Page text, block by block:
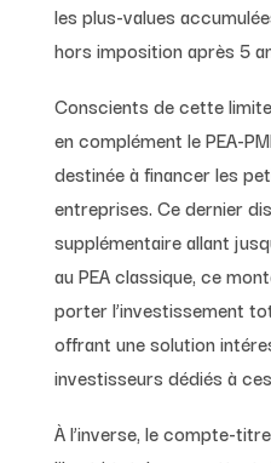
les plus-values
hors imposition après 5
Conscients de cette
en complément le PEA-
destinée à financer les
entreprises. Ce dernier
supplémentaire allant
au PEA classique, ce
porter l’investissement
offrant une solution
investisseurs dédiés à
À l’inverse, le compte-